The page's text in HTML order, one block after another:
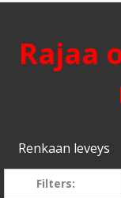
Rajaa
Renkaan leveys
Filters: